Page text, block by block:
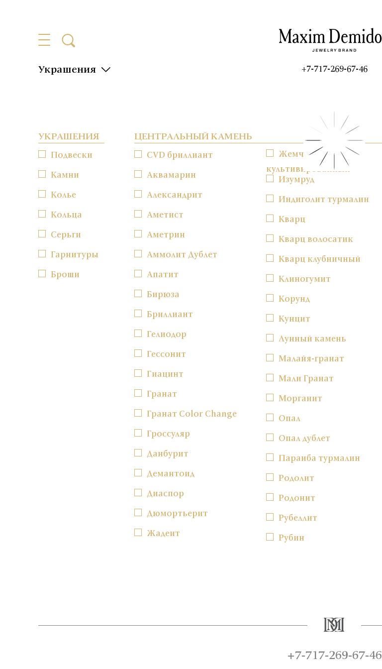
Украшения +7-717-269-67-46
УКРАШЕНИЯ
Подвески
Камни
Колье
Кольца
Серьги
Гарнитуры
Броши
ЦЕНТРАЛЬНЫЙ КАМЕНЬ
CVD бриллиант
Аквамарин
Александрит
Аметист
Аметрин
Аммолит Дублет
Апатит
Бирюза
Бриллиант
Гелиодор
Гессонит
Гиацинт
Гранат
Гранат Color Change
Гроссуляр
Данбурит
Демантоид
Диаспор
Дюмортьерит
Жадеит
Жемчуг
культивированный
Изумруд
Индиголит турмалин
Кварц
Кварц волосатик
Кварц клубничный
Клиногумит
Корунд
Кунцит
Лунный камень
Малайя-гранат
Мали Гранат
Морганит
Опал
Опал дублет
Параиба турмалин
Родолит
Родонит
Рубеллит
Рубин
+7-717-269-67-46